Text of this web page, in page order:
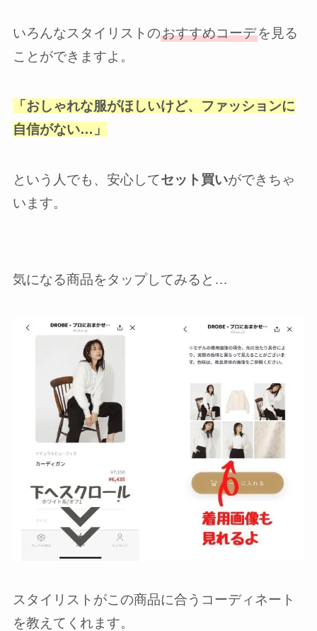
いろんなスタイリストのおすすめコーデを見る
ことができますよ。
「おしゃれな服がほしいけど、ファッションに
自信がない…」
という人でも、安心してセット買いができちゃ
います。
気になる商品をタップしてみると…
スタイリストがこの商品に合うコーディネート
を教えてくれます。